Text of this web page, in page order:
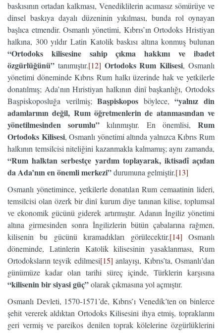
baskısının ortadan kalkması, Venediklilerin acımasız sömürüye ve
dinsel baskıya dayalı düzeninin yıkılması, bunda rol oynayan
başlıca etmendir. Osmanlı yönetimi, Kıbrıs’ın Ortodoks Hristiyan
halkına, 300 yıldır Latin Katolik baskısı altına konmuş bulunan
“Ortodoks kilisesine sahip çıkma hakkını ve ibadet
özgürlüğünü” tanımıştır.[12] Ortodoks Rum Kilisesi, Osmanlı
yönetimi döneminde Kıbrıs Rum halkı üzerinde hak ve yetkilerle
donatılmış; Ada’nın Hıristiyan halkının dinî başkanlığı, Ortodoks
Başpiskoposluğa verilmiş;Başpiskopos böylece,“yalnız din
adamlarının değil, Rum öğretmenlerin de atanmasından ve
yönetilmesinden sorumlu” kılınmıştır. En önemlisi,Rum
Ortodoks Kilisesi, Osmanlı yönetimi altında yalnızca Kıbrıs Rum
halkının temsilcisi niteliğini kazanmakla kalmamış; aynı zamanda,
“Rum halktan serbestçe yardım toplayarak, iktisadî açıdan
da Ada’nın en önemli merkezi”durumuna gelmiştir.[13]
Osmanlı yönetimince, yetkilerle donatılan Rum cemaatinin lideri,
temsilcisi olan özerk bir dinî kurum diye tanınan kilise, toplumsal
ve ekonomik gücünü giderek artırmıştır. Adanın İngiliz yönetimi
altına girmesinden sonra İngilizlerin bütün çabalarına rağmen,
kilisenin bu gücünü kıramadıkları görülecektir.[14] Osmanlı
döneminde, Latinlerin Katolik kilisesinin yasaklanması, Rum
Ortodoksların teşvik edilmesi[15] anlayışı, Kıbrıs’ta, Osmanlı’dan
günümüze kadar olan tarihi süreç içinde, Türklerin karşısına
“kilisenin birsiyasi güç”olarak çıkmasına yol açmıştır.
Osmanlı Devleti, 1570-1571’de, Kıbrıs’ı Venedik’ten on binlerce
şehit vererek aldıktan Ortodoks Kilisesini ihya etmiş, topraklarını
geri vermiş ve pareikos denilen toprak kölelerine özgürlüklerini